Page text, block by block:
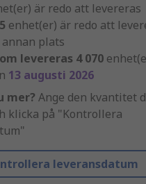
är redo att levereras
enhet(er) är redo att
plats
levereras 4 070
13 augusti 2026
mer? Ange den kvantitet
klicka på "Kontrollera
leveransdatum